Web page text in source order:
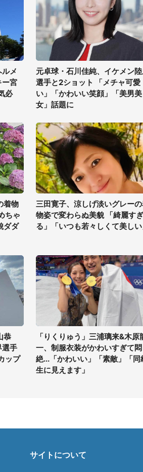
メ
ー宮
必
元卓球・石川佳純、イケメン
選手と2ショット 「メチャ可愛
い」「かわいい笑顔」「美男美
女」話題に
着物
ちゃ
ダダ
三田寛子、涼しげ淡いグレー
物姿で変わらぬ美貌 「綺麗すぎ
る」「いつも若々しくて美し
恭
選手
ップ
「りくりゅう」三浦璃来&木原
一、制服衣装がかわいすぎて悶
絶...「かわいい」「素敵」「同
生に見えます」
サイトについて